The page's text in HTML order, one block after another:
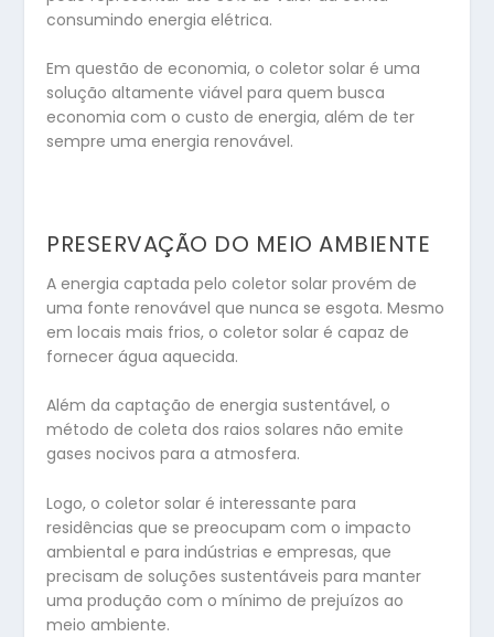
consumindo energia elétrica.
Em questão de economia, o coletor solar é uma
solução altamente viável para quem busca
economia com o custo de energia, além de ter
sempre uma energia renovável.
PRESERVAÇÃO DO MEIO AMBIENTE
A energia captada pelo coletor solar provém de
uma fonte renovável que nunca se esgota. Mesmo
em locais mais frios, o coletor solar é capaz de
fornecer água aquecida.
Além da captação de energia sustentável, o
método de coleta dos raios solares não emite
gases nocivos para a atmosfera.
Logo, o coletor solar é interessante para
residências que se preocupam com o impacto
ambiental e para indústrias e empresas, que
precisam de soluções sustentáveis para manter
uma produção com o mínimo de prejuízos ao
meio ambiente.